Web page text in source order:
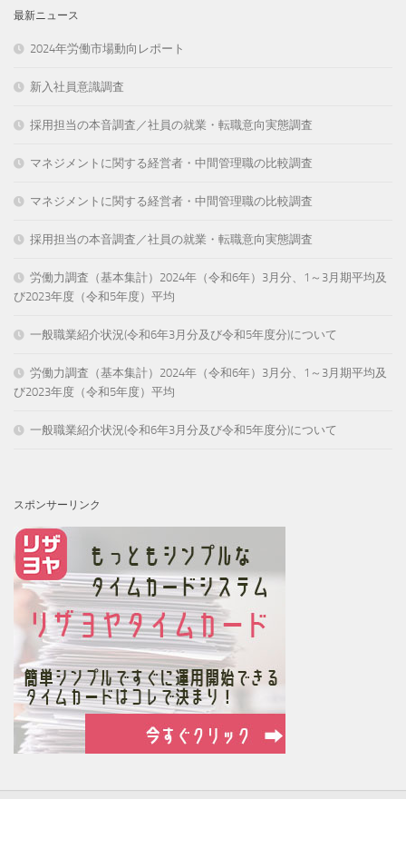
最新ニュース
2024年労働市場動向レポート
新入社員意識調査
採用担当の本音調査／社員の就業・転職意向実態調査
マネジメントに関する経営者・中間管理職の比較調査
マネジメントに関する経営者・中間管理職の比較調査
採用担当の本音調査／社員の就業・転職意向実態調査
労働力調査（基本集計）2024年（令和6年）3月分、1～3月期平均及
び2023年度（令和5年度）平均
一般職業紹介状況(令和6年3月分及び令和5年度分)について
労働力調査（基本集計）2024年（令和6年）3月分、1～3月期平均及
び2023年度（令和5年度）平均
一般職業紹介状況(令和6年3月分及び令和5年度分)について
スポンサーリンク